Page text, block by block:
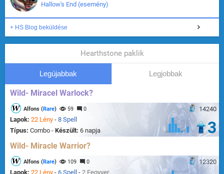
Hallow's End (esemény)
+ HS Blog beküldése
Hearthstone paklik
Legújabbak Legjobbak
Wild- Miracel Warlock?
14240
Alfons (Rare) 59 0
Lapok: 22 Lény - 8 Spell
Típus: Combo - Készült: 6 napja 3
Wild- Miracle Warrior?
12320
Alfons (Rare) 109 0
Lapok: 22 Lény - 6 Spell - 2 Fegyver